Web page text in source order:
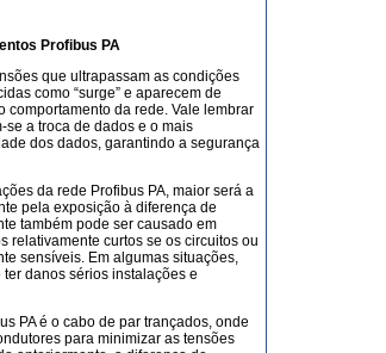
Profibus PA
que ultrapassam as condições
como “surge” e aparecem de
comportamento da rede. Vale lembrar
se a troca de dados e o mais
dos dados, garantindo a segurança
da rede Profibus PA, maior será a
pela exposição à diferença de
também pode ser causado em
relativamente curtos se os circuitos ou
sensíveis. Em algumas situações,
danos sérios instalações e
PA é o cabo de par trançados, onde
para minimizar as tensões